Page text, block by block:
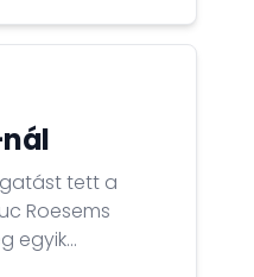
tett a
Roesems
egyik